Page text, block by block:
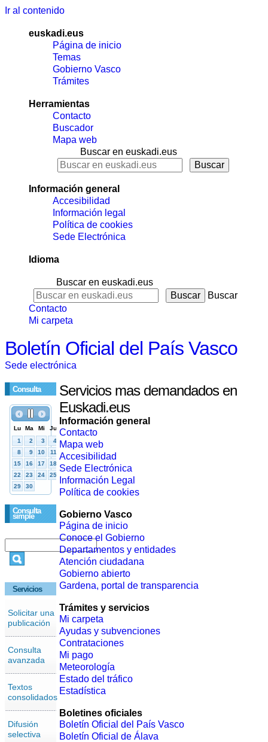
Ir al contenido
euskadi.eus
Página de inicio
Temas
Gobierno Vasco
Trámites
Herramientas
Contacto
Buscador
Mapa web
Buscar en euskadi.eus
Información general
Accesibilidad
Información legal
Política de cookies
Sede Electrónica
Idioma
Buscar en euskadi.eus
Buscar
Contacto
Mi carpeta
Boletín Oficial del País Vasco
Sede electrónica
Consulta
Consulta
simple
Servicios
Solicitar una
publicación
Consulta
avanzada
Textos
consolidados
Difusión
selectiva
Servicios mas demandados en
Euskadi.eus
Información general
Contacto
Mapa web
Accesibilidad
Sede Electrónica
Información Legal
Política de cookies
Gobierno Vasco
Página de inicio
Conoce el Gobierno
Departamentos y entidades
Atención ciudadana
Gobierno abierto
Gardena, portal de transparencia
Trámites y servicios
Mi carpeta
Ayudas y subvenciones
Contrataciones
Mi pago
Meteorología
Estado del tráfico
Estadística
Boletines oficiales
Boletín Oficial del País Vasco
Boletín Oficial de Álava